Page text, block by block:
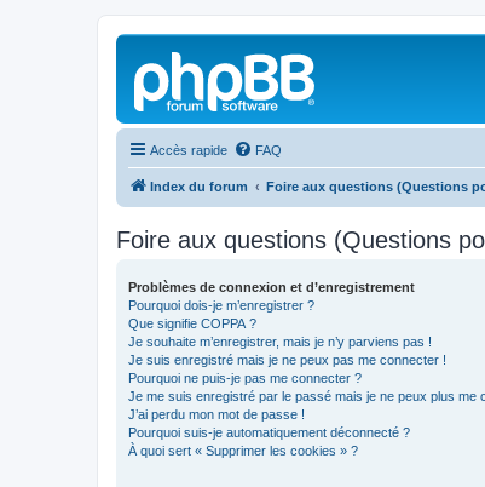
Accès rapide FAQ
Index du forum Foire aux questions (Questions
Foire aux questions (Questions
Problèmes de connexion et d’enregistrement
Pourquoi dois-je m’enregistrer ?
Que signifie COPPA ?
Je souhaite m’enregistrer, mais je n’y parviens pas !
Je suis enregistré mais je ne peux pas me connecter !
Pourquoi ne puis-je pas me connecter ?
Je me suis enregistré par le passé mais je ne peux plus me
J’ai perdu mon mot de passe !
Pourquoi suis-je automatiquement déconnecté ?
À quoi sert « Supprimer les cookies » ?